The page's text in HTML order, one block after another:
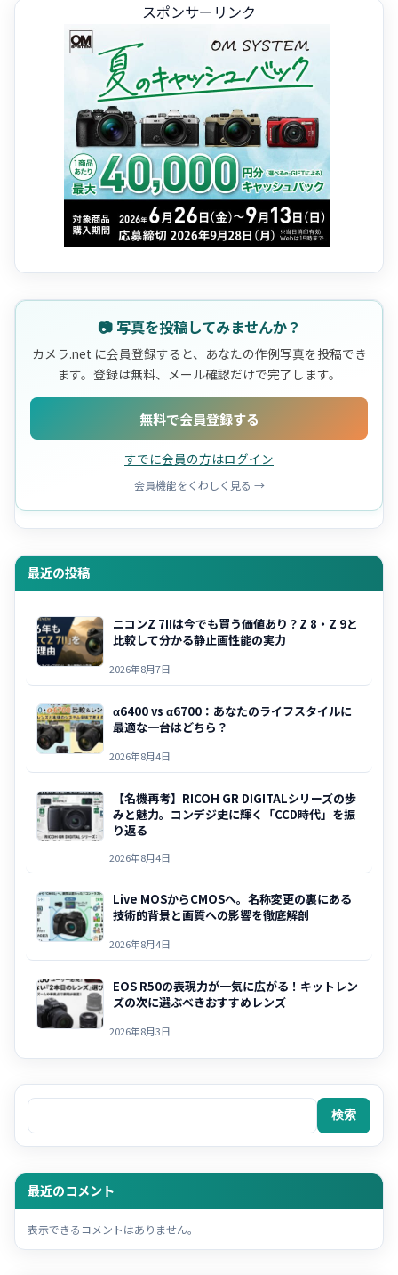
スポンサーリンク
📷 写真を投稿してみませんか？
カメラ.net に会員登録すると、あなたの作例写真を投稿でき
ます。登録は無料、メール確認だけで完了します。
無料で会員登録する
すでに会員の方はログイン
会員機能をくわしく見る →
最近の投稿
ニコンZ 7IIは今でも買う価値あり？Z 8・Z 9と
比較して分かる静止画性能の実力
2026年8月7日
α6400 vs α6700：あなたのライフスタイルに
最適な一台はどちら？
2026年8月4日
【名機再考】RICOH GR DIGITALシリーズの歩
みと魅力。コンデジ史に輝く「CCD時代」を振
り返る
2026年8月4日
Live MOSからCMOSへ。名称変更の裏にある
技術的背景と画質への影響を徹底解剖
2026年8月4日
EOS R50の表現力が一気に広がる！キットレン
ズの次に選ぶべきおすすめレンズ
2026年8月3日
検索
検索
最近のコメント
表示できるコメントはありません。